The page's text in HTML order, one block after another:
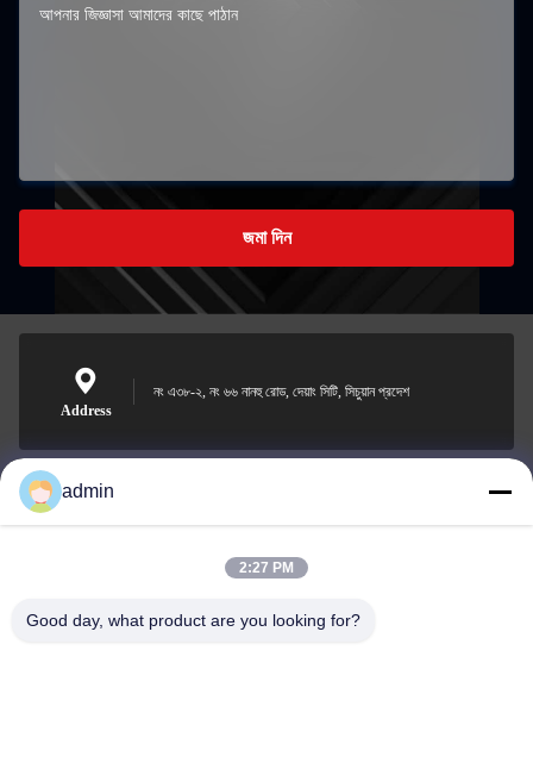
জমা দিন
Address
নং এ৩৮-২, নং ৬৬ নানহু রোড, দেয়াং সিটি, সিচুয়ান প্রদেশ
Nero@enlaibio.com
admin
2:27 PM
Good day, what product are you looking for?